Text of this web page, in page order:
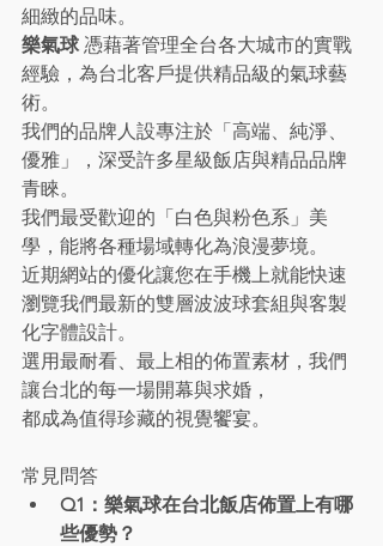
細緻的品味。
樂氣球 憑藉著管理全台各大城市的實戰
經驗，為台北客戶提供精品級的氣球藝
術。
我們的品牌人設專注於「高端、純淨、
優雅」，深受許多星級飯店與精品品牌
青睞。
我們最受歡迎的「白色與粉色系」美
學，能將各種場域轉化為浪漫夢境。
近期網站的優化讓您在手機上就能快速
瀏覽我們最新的雙層波波球套組與客製
化字體設計。
選用最耐看、最上相的佈置素材，我們
讓台北的每一場開幕與求婚，
都成為值得珍藏的視覺饗宴。
常見問答
Q1：樂氣球在台北飯店佈置上有哪
些優勢？